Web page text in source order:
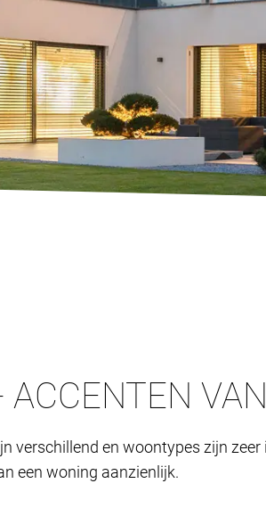
verschillend en woontypes zijn zeer
een woning aanzienlijk.